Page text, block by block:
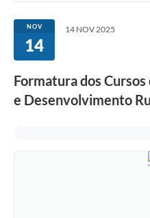
Vídeos
Ouvidoria
NOV
14
14 NOV 2025
Formatura dos
e Desenvolvimento